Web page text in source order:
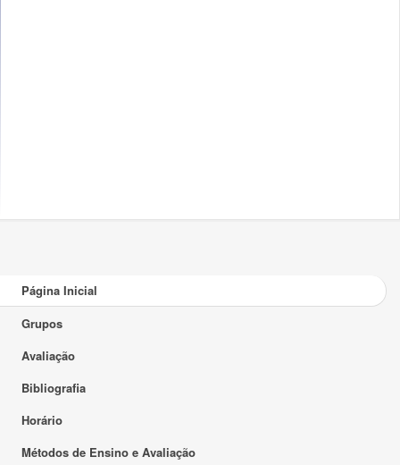
Página Inicial
Grupos
Avaliação
Bibliografia
Horário
Métodos de Ensino e Avaliação